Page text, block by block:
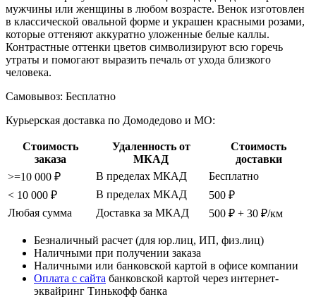
мужчины или женщины в любом возрасте. Венок изготовлен
в классической овальной форме и украшен красными розами,
которые оттеняют аккуратно уложенные белые каллы.
Контрастные оттенки цветов символизируют всю горечь
утраты и помогают выразить печаль от ухода близкого
человека.
Самовывоз: Бесплатно
Курьерская доставка по Домодедово и МО:
Стоимость
заказа
Удаленность от
МКАД
Стоимость
доставки
>=10 000 ₽
В пределах МКАД
Бесплатно
< 10 000 ₽
В пределах МКАД
500 ₽
Любая сумма
Доставка за МКАД 500 ₽ + 30 ₽/км
Безналичный расчет (для юр.лиц, ИП, физ.лиц)
Наличными при получении заказа
Наличными или банковской картой в офисе компании
Оплата с сайта банковской картой через интернет-
эквайринг Тинькофф банка